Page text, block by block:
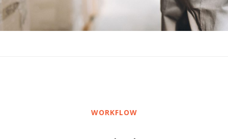
WORKFLOW